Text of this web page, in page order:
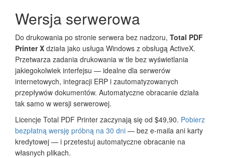
Wersja serwerowa
Do drukowania po stronie serwera bez nadzoru, Total PDF
Printer X działa jako usługa Windows z obsługą ActiveX.
Przetwarza zadania drukowania w tle bez wyświetlania
jakiegokolwiek interfejsu — idealne dla serwerów
internetowych, integracji ERP i zautomatyzowanych
przepływów dokumentów. Automatyczne obracanie działa
tak samo w wersji serwerowej.
Licencje Total PDF Printer zaczynają się od $49,90. Pobierz
bezpłatną wersję próbną na 30 dni — bez e-maila ani karty
kredytowej — i przetestuj automatyczne obracanie na
własnych plikach.